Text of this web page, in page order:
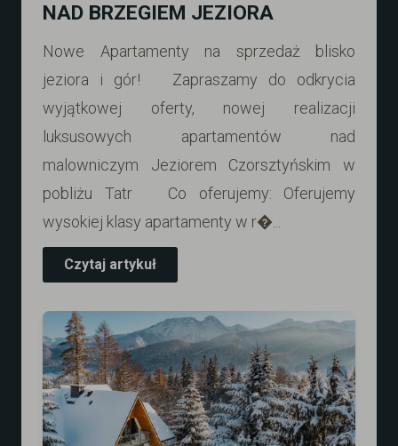
NAD BRZEGIEM JEZIORA
Nowe Apartamenty na sprzedaż blisko
jeziora i gór! Zapraszamy do odkrycia
wyjątkowej oferty, nowej realizacji
luksusowych apartamentów nad
malowniczym Jeziorem Czorsztyńskim w
pobliżu Tatr Co oferujemy: Oferujemy
wysokiej klasy apartamenty w r�...
Czytaj artykuł